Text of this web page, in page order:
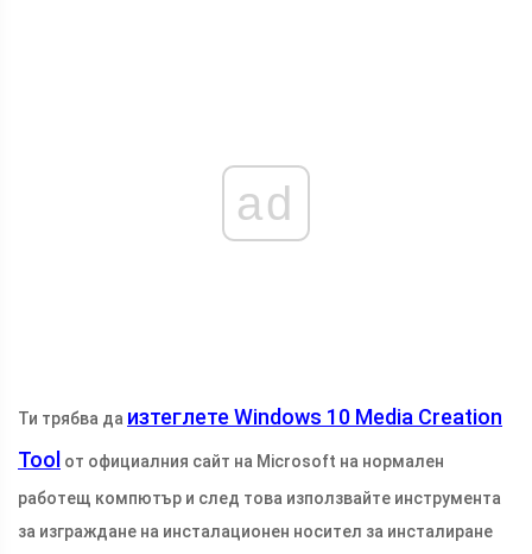
ad
Ти трябва да изтеглете Windows 10 Media Creation
Tool от официалния сайт на Microsoft на нормален
работещ компютър и след това използвайте инструмента
за изграждане на инсталационен носител за инсталиране